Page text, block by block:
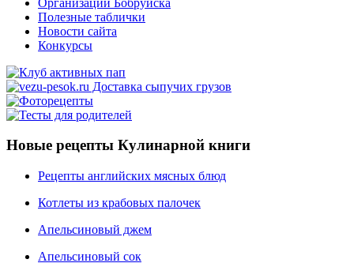
Полезные таблички
Новости сайта
Конкурсы
Новые рецепты Кулинарной книги
Рецепты английских мясных блюд
Котлеты из крабовых палочек
Апельсиновый джем
Апельсиновый сок